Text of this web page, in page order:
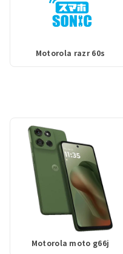
Motorola razr 60s
Motorola moto g66j